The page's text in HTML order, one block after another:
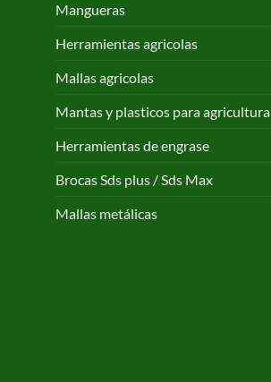
Mangueras
Herramientas agricolas
Mallas agricolas
Mantas y plasticos para agricultura
Herramientas de engrase
Brocas Sds plus / Sds Max
Mallas metálicas